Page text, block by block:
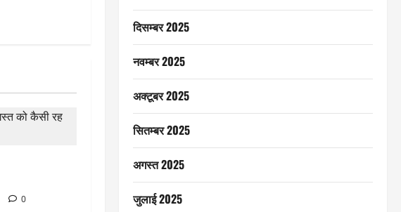
0
दिसम्बर 2025
नवम्बर 2025
अक्टूबर 2025
सितम्बर 2025
अगस्त 2025
जुलाई 2025